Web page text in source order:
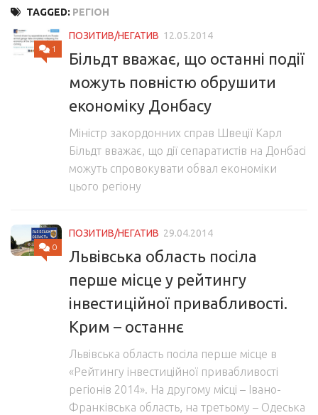
TAGGED: РЕГІОН
1
ПОЗИТИВ/НЕГАТИВ 12.05.2014
Більдт вважає, що останні події
можуть повністю обрушити
економіку Донбасу
Міністр закордонних справ Швеції Карл
Більдт вважає, що дії сепаратистів на Донбасі
можуть спровокувати обвал економіки
цього регіону
0
ПОЗИТИВ/НЕГАТИВ 29.04.2014
Львівська область посіла
перше місце у рейтингу
інвестиційної привабливості.
Крим – останнє
Львівська область посіла перше місце в
«Рейтингу інвестиційної привабливості
регіонів 2014». На другому місці – Івано-
Франківська область, на третьому – Одеська